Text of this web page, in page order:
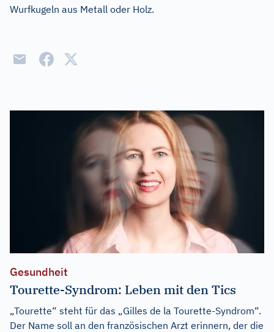
Wurfkugeln aus Metall oder Holz.
Gesundheit
Tourette-Syndrom: Leben mit den Tics
„Tourette“ steht für das „Gilles de la Tourette-Syndrom“.
Der Name soll an den französischen Arzt erinnern, der die